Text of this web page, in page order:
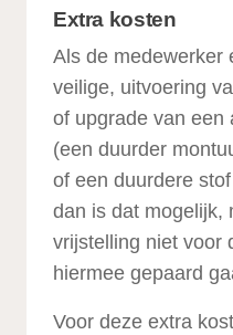
Extra kosten
Als de medewerker
veilige, uitvoering
of upgrade van een
(een duurder
of een duurdere
dan is dat mogelijk,
vrijstelling niet voor
hiermee gepaard
Voor deze extra